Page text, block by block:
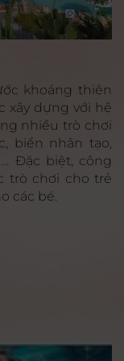
khoáng thiên
xây dựng với hệ
nhiều trò chơi
biển nhân tạo,
Đặc biệt, công
trò chơi cho trẻ
các bé.